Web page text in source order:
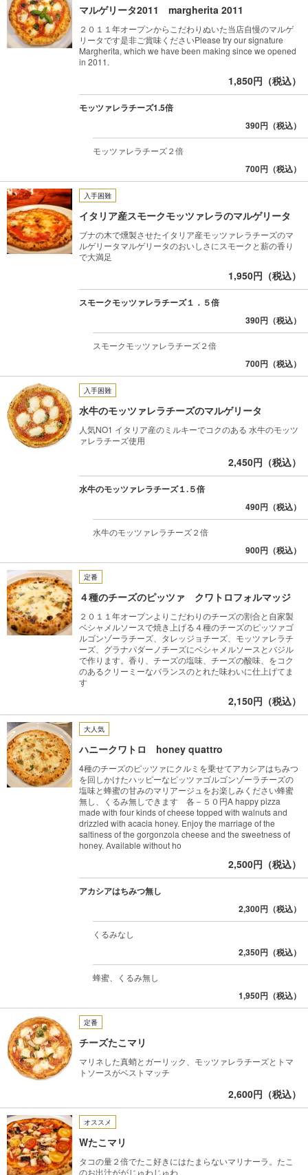
マルゲリータ2011 margherita 2011
２０１１年オープンからこだわりぬいた当店自慢のマルゲ
リータです是非ご賞味くださいPlease try our signature
Margherita, which we have been making since we opened
in 2011.
1,850円（税込）
モッツァレラチーズ1.5倍
390円（税込）
モッツァレラチーズ２倍
700円（税込）
入手困難
イタリア産スモークモッツァレラのマルゲリータ
ブナの木で燻製させたイタリア産モッツァレラチーズのマ
ルゲリータマルゲリータのおいしさにスモークと薪の香り
で大満足
1,950円（税込）
スモークモッツァレラチーズ１．５倍
390円（税込）
スモークモッツァレラチーズ２倍
700円（税込）
入手困難
水牛のモッツァレラチーズのマルゲリータ
人気NO1 イタリア産のミルキーでコクのある 水牛のモッツ
ァレラチーズ使用
2,450円（税込）
水牛のモッツァレラチーズ１.５倍
490円（税込）
水牛のモッツァレラチーズ２倍
900円（税込）
定番
４種のチーズのピッツァ クワトロフォルマッジ
２０１１年オープンよりこだわりのチーズの割合と自家製
ベシャメルソースで焼き上げる４種のチーズのピッツァゴ
ルゴンゾーラチーズ、タレッジョチーズ、モッツァレラチ
ーズ、グラナパダーノチーズにベシャメルソースとバジル
で作ります。香り、チーズの塩味、チーズの酸味、をコク
のあるクリーミーなバランスのとれた味わいに仕上げてま
す
2,150円（税込）
大人気
ハニークワトロ honey quattro
4種のチーズのピッツァにクルミを乗せてアカシアはちみつ
を回しかけたハッピーなピッツァゴルゴンゾーラチーズの
塩味と蜂蜜の甘みのマリアージュをお楽しみください蜂蜜
無し、くるみ無しできます 各－５０円A happy pizza
made with four kinds of cheese topped with walnuts and
drizzled with acacia honey. Enjoy the marriage of the
saltiness of the gorgonzola cheese and the sweetness of
honey. Available without ho
2,500円（税込）
アカシアはちみつ無し
2,300円（税込）
くるみなし
2,350円（税込）
蜂蜜、くるみ無し
1,950円（税込）
定番
チーズたこマリ
マリネした真蛸とガーリック、モッツァレラチーズとトマ
トソースがベストマッチ
2,600円（税込）
オススメ
Wたこマリ
タコの量２倍でたこ好きにはたまらないマリナーラ。たこ
のお出汁ががじゅわじゅわ